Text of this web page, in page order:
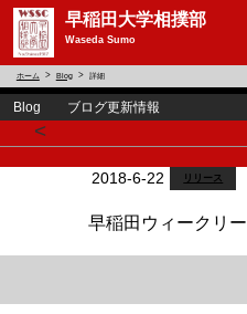
早稲田大学相撲部
Waseda Sumo
ホーム Blog 詳細
Blog ブログ更新情報
<
2018-6-22 リリース
早稲田ウィークリー